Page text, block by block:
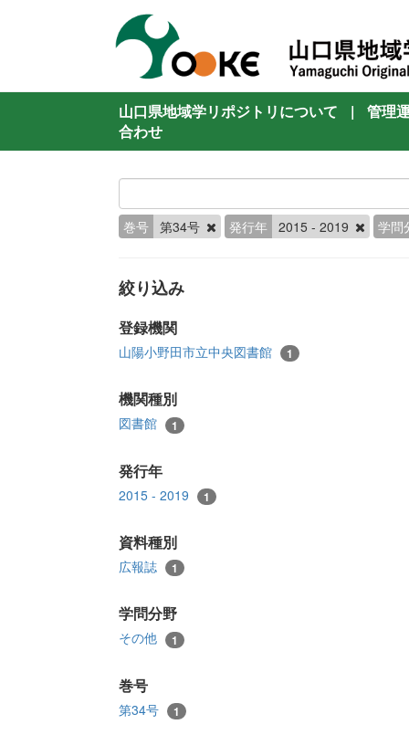
山口県地域学リポジトリについて |
管理
合わせ
巻号 第34号 発行年 2015 - 2019 学問
絞り込み
登録機関
山陽小野田市立中央図書館 1
機関種別
図書館 1
発行年
2015 - 2019 1
資料種別
広報誌 1
学問分野
その他 1
巻号
第34号 1